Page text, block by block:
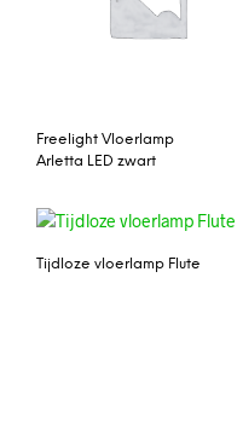
Freelight Vloerlamp
Arletta LED zwart
Tijdloze vloerlamp Flute